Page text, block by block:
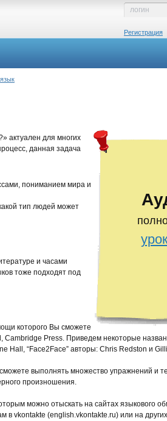
Регистрация
актуален для многих
данная задача
пониманием мира и
тип людей может
и часами
тоже подходят под
которого Вы сможете
Press. Приведем некоторые
Hall, “Face2Face” авторы: Chris Redston и
выполнять множество упражнений и
произношения.
можно отыскать на сайтах языкового
vkontakte (english.vkontakte.ru) или на